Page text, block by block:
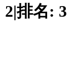
2|排名: 3